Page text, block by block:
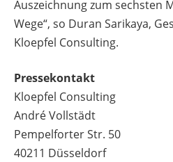
Auszeichnung zum sechsten
Wege“, so Duran Sarikaya,
Kloepfel Consulting.
Pressekontakt
Kloepfel Consulting
André Vollstädt
Pempelforter Str. 50
40211 Düsseldorf